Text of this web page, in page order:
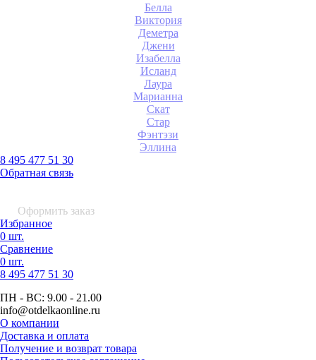
Белла
Виктория
Деметра
Джени
Изабелла
Исланд
Лаура
Марианна
Скат
Стар
Фэнтэзи
Эллина
8 495 477 51 30
Обратная связь
Оформить заказ
Избранное
0 шт.
Сравнение
0 шт.
8 495 477 51 30
ПН - ВС: 9.00 - 21.00
info@otdelkaonline.ru
О компании
Доставка и оплата
Получение и возврат товара